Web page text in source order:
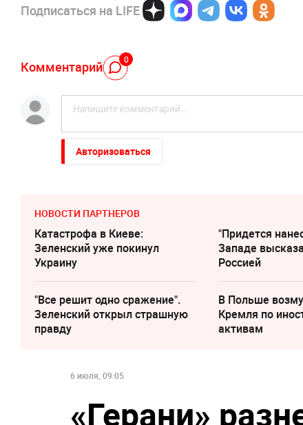
Подписаться на LIFE
Комментарий 0
Авторизоваться
НОВОСТИ ПАРТНЕРОВ
Катастрофа в Киеве:
Зеленский уже покинул
Украину
"Придется
Западе
Россией
"Все решит одно сражение".
Зеленский открыл страшную
правду
В Польше
Кремля по
активам
6 июля, 09:05
«Герани»